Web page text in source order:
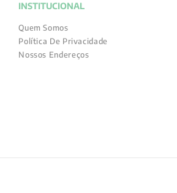
INSTITUCIONAL
Quem Somos
Política De Privacidade
Nossos Endereços